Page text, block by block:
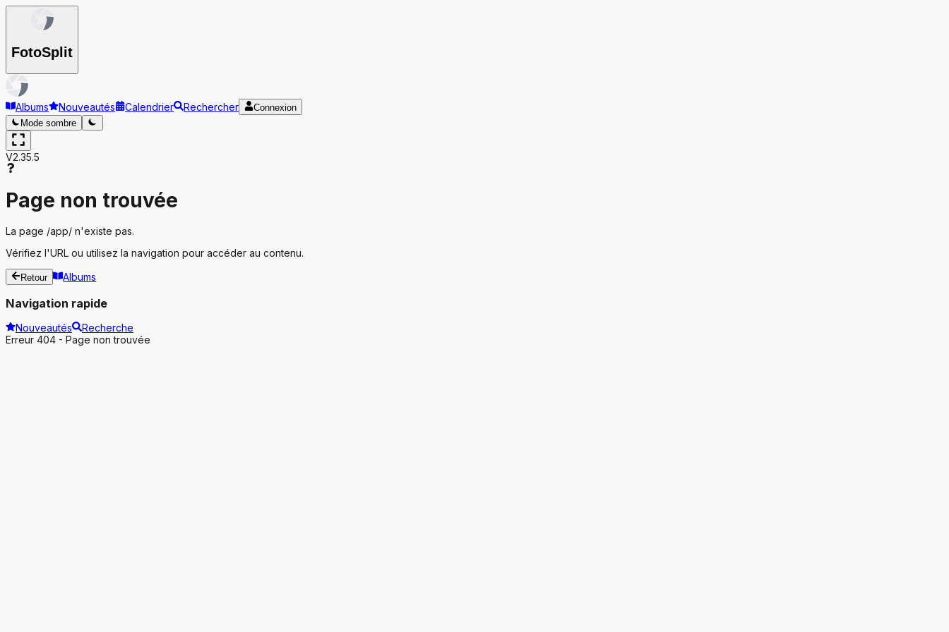
FotoSplit
Albums Nouveautés Calendrier Rechercher
Connexion
Mode sombre
V2.35.5
Page non trouvée
La page /app/ n'existe pas.
Vérifiez l'URL ou utilisez la navigation pour accéder au contenu.
Retour Albums
Navigation rapide
Nouveautés
Recherche
Erreur 404 - Page non trouvée